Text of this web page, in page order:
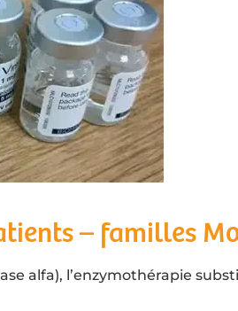
– familles
alfa), l’enzymothérapie